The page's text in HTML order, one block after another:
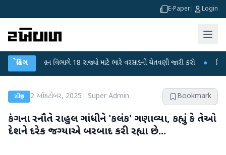
E-Paper Login
બ્રેકિંગ
હવામાન વિભાગે 18 રાજ્યો માટે ભારે વરસાદની ચેતવણી જારી કરી ● સિદ્ધપુરથી
રાષ્ટ્રીય 2 ઑક્ટોબર, 2025 Super Admin Bookmark
કંગના રનૌતે રાહુલ ગાંધીને 'કલંક' ગણાવ્યા, કહ્યું કે તેઓ
દેશને દરેક જગ્યાએ બરબાદ કરી રહ્યા છે...